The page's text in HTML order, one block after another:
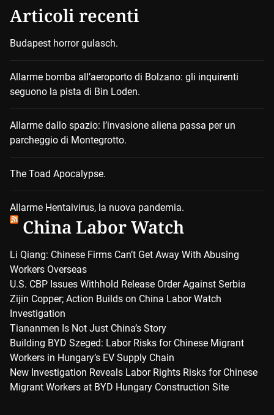
Articoli recenti
Budapest horror gulasch.
Allarme bomba all’aeroporto di Bolzano: gli inquirenti
seguono la pista di Bin Loden.
Allarme dallo spazio: l’invasione aliena passa per un
parcheggio di Montegrotto.
The Toad Apocalypse.
Allarme Hentaivirus, la nuova pandemia.
China Labor Watch
Li Qiang: Chinese Firms Can’t Get Away With Abusing
Workers Overseas
U.S. CBP Issues Withhold Release Order Against Serbia
Zijin Copper; Action Builds on China Labor Watch
Investigation
Tiananmen Is Not Just China’s Story
Building BYD Szeged: Labor Risks for Chinese Migrant
Workers in Hungary’s EV Supply Chain
New Investigation Reveals Labor Rights Risks for Chinese
Migrant Workers at BYD Hungary Construction Site